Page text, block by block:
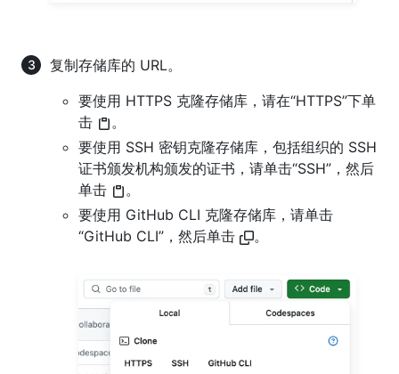
复制存储库的 URL。
要使用 HTTPS 克隆存储库，请在“HTTPS”下单
击
。
要使用 SSH 密钥克隆存储库，包括组织的 SSH
证书颁发机构颁发的证书，请单击“SSH”，然后
单击
。
要使用 GitHub CLI 克隆存储库，请单击
“GitHub CLI”，然后单击
。